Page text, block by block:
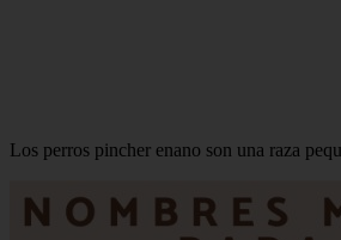
Los perros pincher enano son una raza